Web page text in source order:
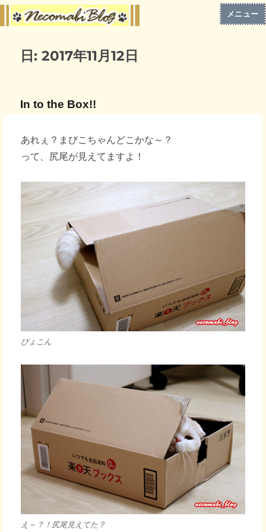
メニュー
日:2017年11月12日
In to the Box!!
あれぇ？まびこちゃんどこかな～？
って、尻尾が見えてますよ！
ぴょこん
え～？！尻尾見えてた？